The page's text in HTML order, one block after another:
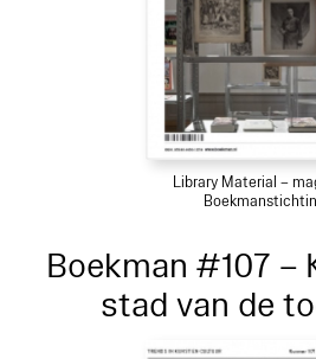
Library Material –
Boekman #107 –
stad van de